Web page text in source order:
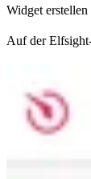
Widget erstellen
Auf der